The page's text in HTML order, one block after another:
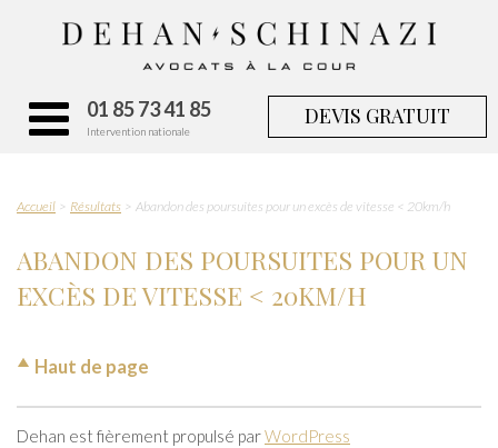
01 85 73 41 85
Intervention nationale
DEVIS GRATUIT
Accueil Résultats Abandon des poursuites pour un excès de vitesse < 20km/h
ABANDON DES POURSUITES POUR UN
EXCÈS DE VITESSE < 20KM/H
Haut de page
Dehan est fièrement propulsé parWordPress